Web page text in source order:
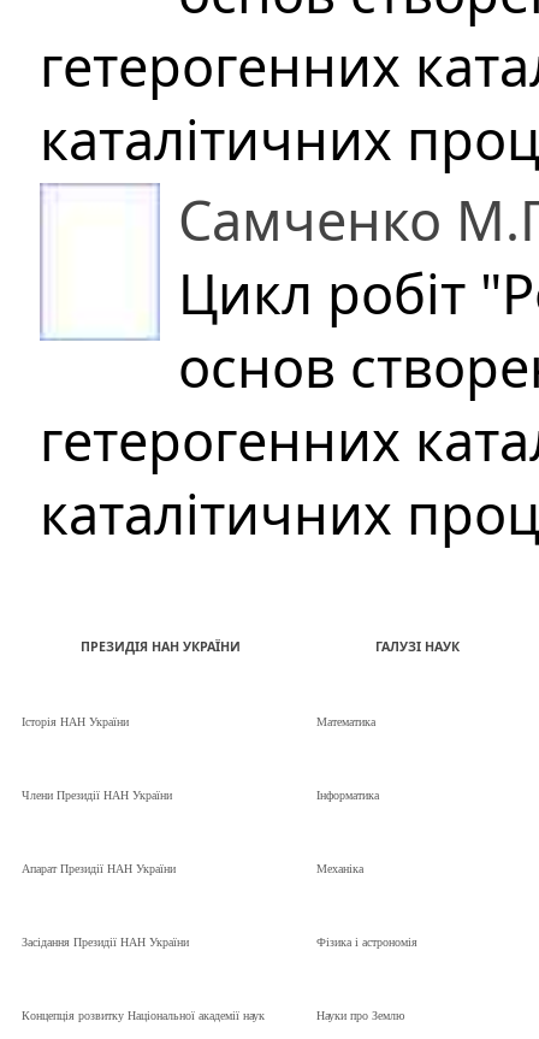
гетерогенних
каталітичних
Самченко
Цикл робіт
основ
гетерогенних
каталітичних
ПРЕЗИДІЯ НАН УКРАЇНИ
Історія НАН України
Члени Президії НАН України
Апарат Президії НАН України
Засідання Президії НАН України
Концепція розвитку Національної академії наук
ГАЛУЗІ НАУК
Математика
Інформатика
Механіка
Фізика і астрономія
Науки про Землю